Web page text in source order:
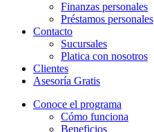
Finanzas personales
Préstamos personales
Contacto
Sucursales
Platica con nosotros
Clientes
Asesoría Gratis
Conoce el programa
Cómo funciona
Beneficios